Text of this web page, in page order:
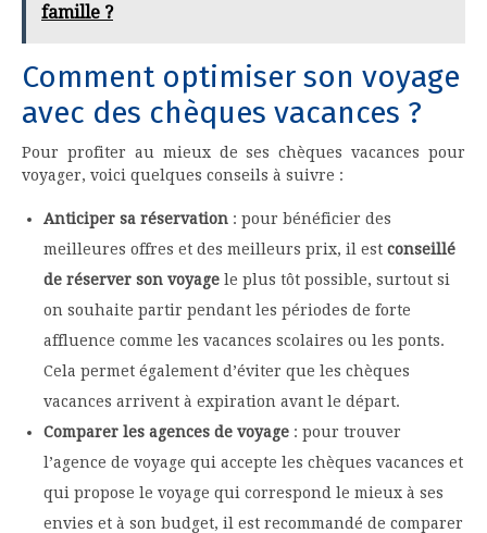
famille ?
Comment optimiser son voyage
avec des chèques vacances ?
Pour profiter au mieux de ses chèques vacances pour
voyager, voici quelques conseils à suivre :
Anticiper sa réservation : pour bénéficier des
meilleures offres et des meilleurs prix, il est conseillé
de réserver son voyage le plus tôt possible, surtout si
on souhaite partir pendant les périodes de forte
affluence comme les vacances scolaires ou les ponts.
Cela permet également d’éviter que les chèques
vacances arrivent à expiration avant le départ.
Comparer les agences de voyage : pour trouver
l’agence de voyage qui accepte les chèques vacances et
qui propose le voyage qui correspond le mieux à ses
envies et à son budget, il est recommandé de comparer